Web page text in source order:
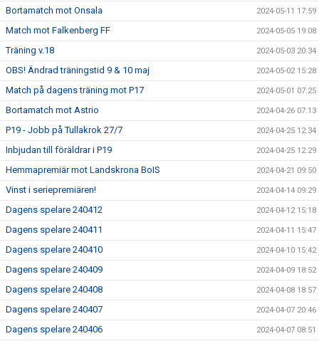
Bortamatch mot Onsala 2024-05-11 17:59
Match mot Falkenberg FF 2024-05-05 19:08
Träning v.18 2024-05-03 20:34
OBS! Ändrad träningstid 9 & 10 maj 2024-05-02 15:28
Match på dagens träning mot P17 2024-05-01 07:25
Bortamatch mot Astrio 2024-04-26 07:13
P19 - Jobb på Tullakrok 27/7 2024-04-25 12:34
Inbjudan till föräldrar i P19 2024-04-25 12:29
Hemmapremiär mot Landskrona BoIS 2024-04-21 09:50
Vinst i seriepremiären! 2024-04-14 09:29
Dagens spelare 240412 2024-04-12 15:18
Dagens spelare 240411 2024-04-11 15:47
Dagens spelare 240410 2024-04-10 15:42
Dagens spelare 240409 2024-04-09 18:52
Dagens spelare 240408 2024-04-08 18:57
Dagens spelare 240407 2024-04-07 20:46
Dagens spelare 240406 2024-04-07 08:51